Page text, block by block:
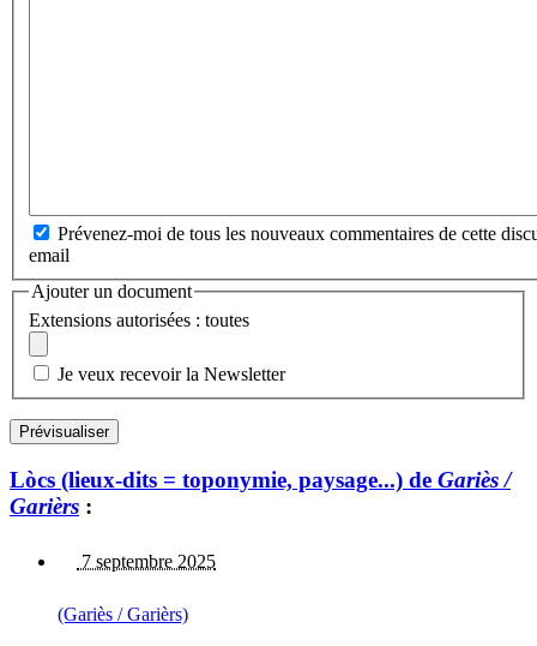
Prévenez-moi de tous les nouveaux commentaires de cette
email
Ajouter un document
Extensions autorisées : toutes
Je veux recevoir la Newsletter
Lòcs (lieux-dits = toponymie, paysage...) de Gariès /
Garièrs :
7 septembre 2025
(Gariès / Garièrs)